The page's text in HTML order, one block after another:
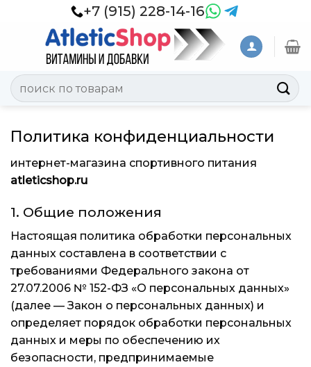
+7 (915) 228-14-16
Искать:
Политика конфиденциальности
интернет-магазина спортивного питания
atleticshop.ru
1. Общие положения
Настоящая политика обработки персональных
данных составлена в соответствии с
требованиями Федерального закона от
27.07.2006 № 152-ФЗ «О персональных данных»
(далее — Закон о персональных данных) и
определяет порядок обработки персональных
данных и меры по обеспечению их
безопасности, предпринимаемые